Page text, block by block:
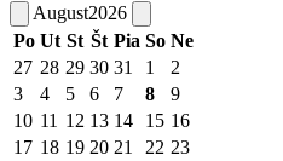
August2026
Po Ut St Št Pia So Ne
27 28 29 30 31 1
2
3
4 5 6 7 8
9
10 11 12 13 14 15 16
17 18 19 20 21 22 23